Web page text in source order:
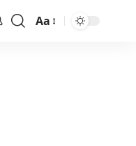
Aa